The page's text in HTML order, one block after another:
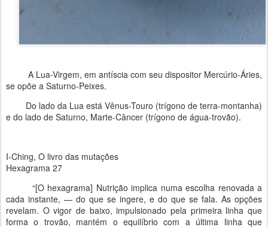
A Lua-Virgem, em antíscia com seu dispositor Mercúrio-Áries,
se opõe a Saturno-Peixes.
Do lado da Lua está Vênus-Touro (trígono de terra-montanha)
e do lado de Saturno, Marte-Câncer (trígono de água-trovão).
I-Ching, O livro das mutações
Hexagrama 27
“[O hexagrama] Nutrição implica numa escolha renovada a
cada instante, — do que se ingere, e do que se fala. As opções
revelam. O vigor de baixo, impulsionado pela primeira linha que
forma o trovão, mantém o equilíbrio com a última linha que